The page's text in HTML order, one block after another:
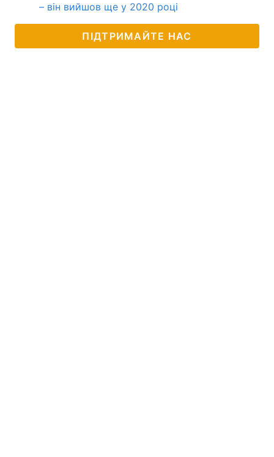
– він вийшов ще у 2020 році
ПІДТРИМАЙТЕ НАС